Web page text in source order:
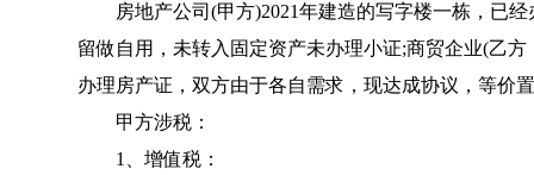
房地产公司(甲方)2021年建造的写字楼一栋，已经
留做自用，未转入固定资产未办理小证;商贸企业(乙
办理房产证，双方由于各自需求，现达成协议，等价
甲方涉税：
1、增值税：